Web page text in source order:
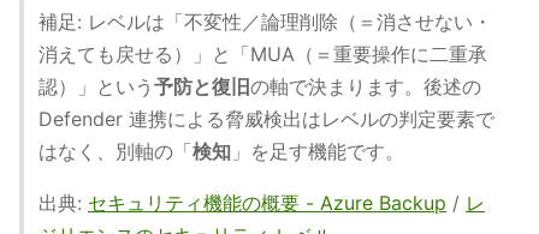
補足: レベルは「不変性／論理削除（＝消させない・
消えても戻せる）」と「MUA（＝重要操作に二重承
認）」という 予防と復旧の軸で決まります。後述の
Defender 連携による脅威検出はレベルの判定要素で
はなく、別軸の「検知 」を足す機能です。
出典: セキュリティ機能の概要 - Azure Backup / レ